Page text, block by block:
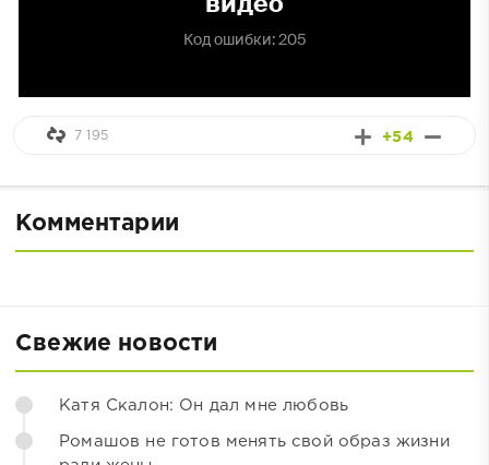
+54
7 195
Комментарии
Свежие новости
Катя Скалон: Он дал мне любовь
Ромашов не готов менять свой образ жизни